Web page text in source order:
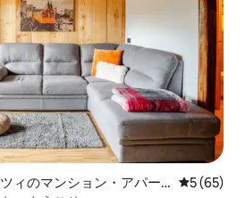
ィのマンション・アパー
レビュー
5 (65)